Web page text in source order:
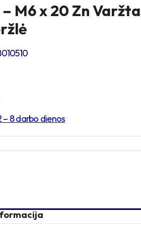
M6 x 20 Zn
– 8 darbo dienos